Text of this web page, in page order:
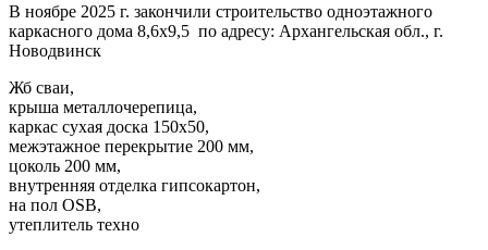
В ноябре 2025 г. закончили строительство одноэтажного
каркасного дома 8,6х9,5 по адресу: Архангельская обл., г.
Новодвинск
Жб сваи,
крыша металлочерепица,
каркас сухая доска 150х50,
межэтажное перекрытие 200 мм,
цоколь 200 мм,
внутренняя отделка гипсокартон,
на пол OSB,
утеплитель техно